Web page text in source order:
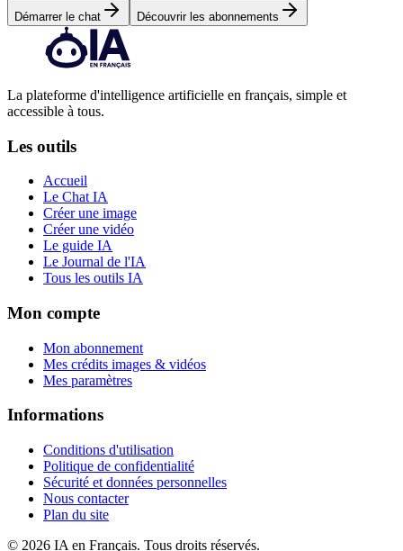
Démarrer le chat Découvrir les abonnements
La plateforme d'intelligence artificielle en français, simple et
accessible à tous.
Les outils
Accueil
Le Chat IA
Créer une image
Créer une vidéo
Le guide IA
Le Journal de l'IA
Tous les outils IA
Mon compte
Mon abonnement
Mes crédits images & vidéos
Mes paramètres
Informations
Conditions d'utilisation
Politique de confidentialité
Sécurité et données personnelles
Nous contacter
Plan du site
© 2026 IA en Français. Tous droits réservés.